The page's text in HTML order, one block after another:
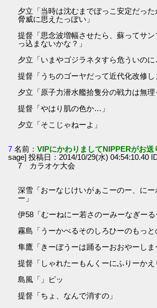
夕立「当時は沈むまでぼっこ安定だっ
脅威に思えたっぽい」
提督「思念波増幅させたら、蘇ってサ
っ込まないかな？」
夕立「いまやゴジラネタすら危ういのに
提督「うちのゴーヤだって近代化改修し
夕立「原子力潜水艦拾隻分の戦力は無理
提督「やはり肌の色か…」
夕立「そこじゃねーよ」
7 名前：VIPにかわりましてNIPPERがお送
sage] 投稿日：2014/10/29(水) 04:54:10.40
7 カラオケ大会
深雪「おーなじけいがぁこーのー、にー
ー」
伊58「むーねにー若さのーみーなぎーる
霧島「うーかべるそのしろひーのもっと
隼鷹「きーぼうーは踊るーおおやーしま
提督「しゃれたーもんくーにふりーかえ
島風「」ピッ
提督「ちょ、なんで消すの」